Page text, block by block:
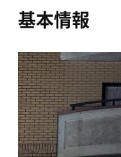
🐦‍⬛地下
噴射のマッ
い足踏みス
で腹筋、そ
の薬湯はコ
🐦‍⬛🚬
和さん 日
真名井の湯
久しぶりに
でも、どち
こじんまり
綺麗な下駄
館内に漂う
入浴券＋券
番台でサウ
ウナキーを
基本情報